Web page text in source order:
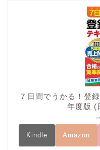
７日間でうかる！登
年度版 (
Kindle Amazon